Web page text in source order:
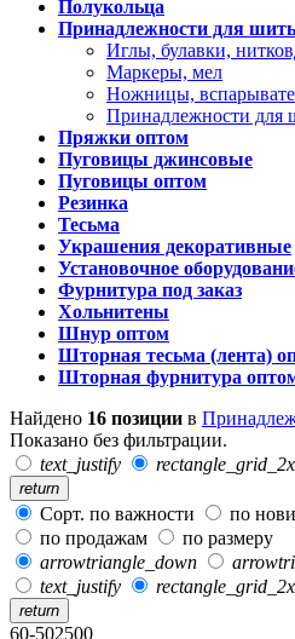
Полукольца
Принадлежности для
Иглы, булавки,
Маркеры, мел
Ножницы,
Принадлежности
Пряжки оптом
Пуговицы джинсовые
Пуговицы оптом
Резинка
Тесьма
Украшения декоративные
Установочное
Фурнитура под заказ
Хольнитены
Шнур оптом
Шторная тесьма (лента)
Шторная фурнитура
Найдено 16 позиции в
Показано без фильтрации.
text_justify
return
Сорт. по важности по
по продажам
по размеру
arrowtriangle_down
text_justify
return
60-502500